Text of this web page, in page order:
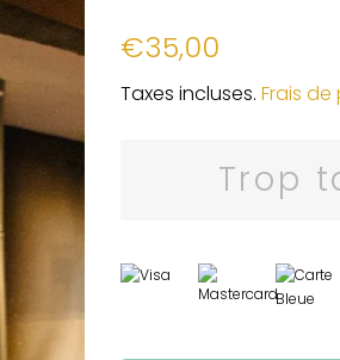
Prix
€35,00
Taxes incluses. Frais
Trop